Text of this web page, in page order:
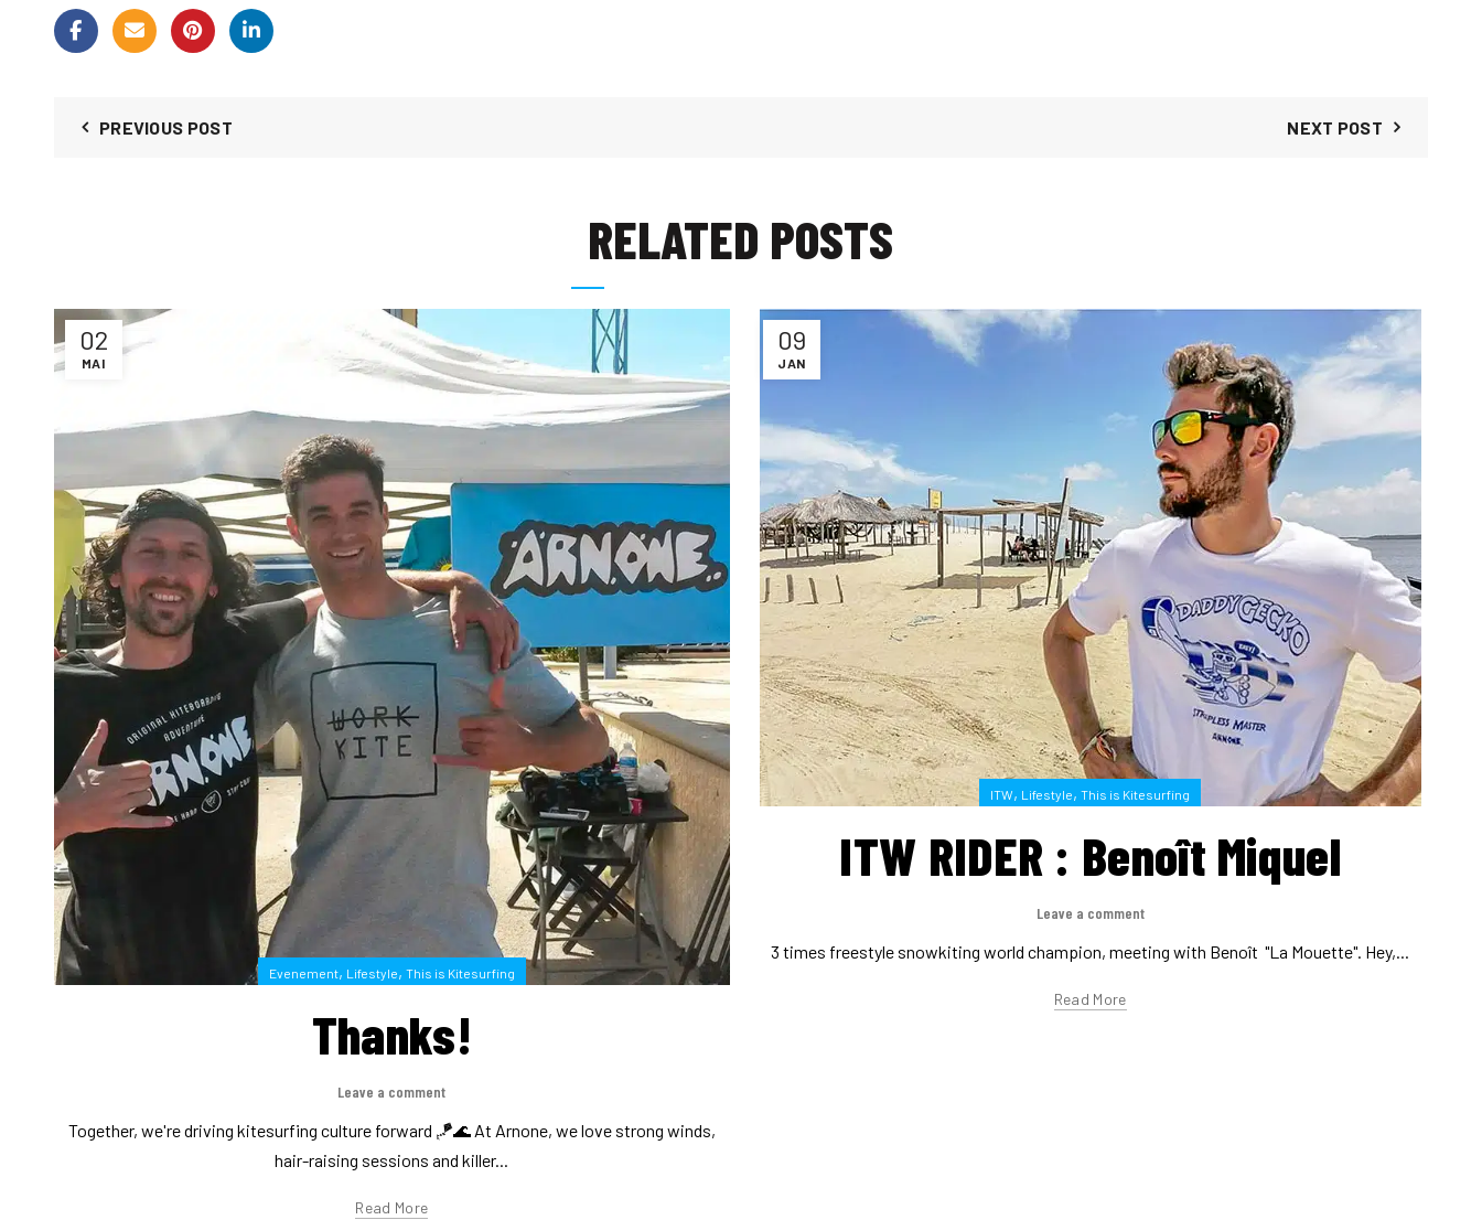
PREVIOUS POST NEXT POST
RELATED POSTS
02
MAI
Evenement, Lifestyle, This is Kitesurfing
Thanks!
Leave a comment
Together, we're driving kitesurfing culture forward 🪁🌊 At Arnone, we love strong winds,
hair-raising sessions and killer...
Read More
09
JAN
ITW, Lifestyle,This is Kitesurfing
ITW RIDER : Benoît Miquel
Leave a comment
3 times freestyle snowkiting world champion, meeting with Benoît "La Mouette". Hey,...
Read More